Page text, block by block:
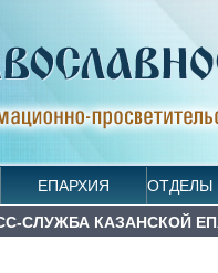
ЕПАРХИЯ ОТДЕЛЫ
СЛУЖБА КАЗАНСКОЙ